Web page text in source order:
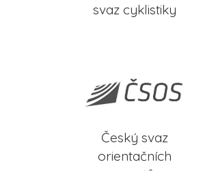
svaz cyklistiky
Český svaz
orientačních